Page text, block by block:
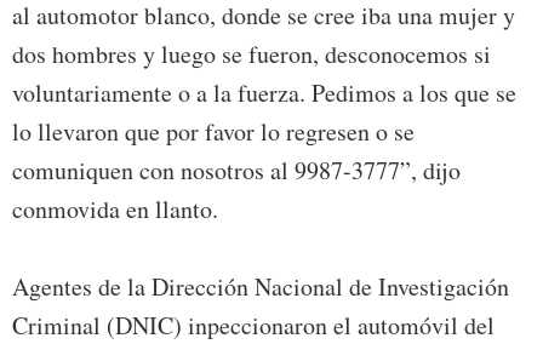
al automotor blanco, donde se cree iba una mujer y
dos hombres y luego se fueron, desconocemos si
voluntariamente o a la fuerza. Pedimos a los que se
lo llevaron que por favor lo regresen o se
comuniquen con nosotros al 9987-3777”, dijo
conmovida en llanto.
Agentes de la Dirección Nacional de Investigación
Criminal (DNIC) inpeccionaron el automóvil del